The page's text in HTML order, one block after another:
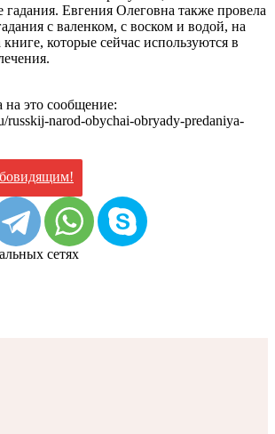
гадания. Евгения Олеговна также провела
с валенком, с воском и водой, на
которые сейчас используются в
на это сообщение:
russkij-narod-obychai-obryady-predaniya-
сетях